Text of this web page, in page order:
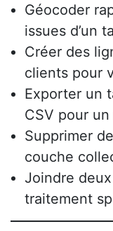
Géocoder
issues d’un
Créer des
clients pour
Exporter un
CSV pour
Supprimer
couche
Joindre
traitement